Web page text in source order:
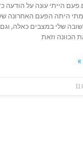
הייתי עונה על הודעה
מתי היתה הפעם האחרונה
שלי במצבים כאלה, וגם
הכוונה וזאת